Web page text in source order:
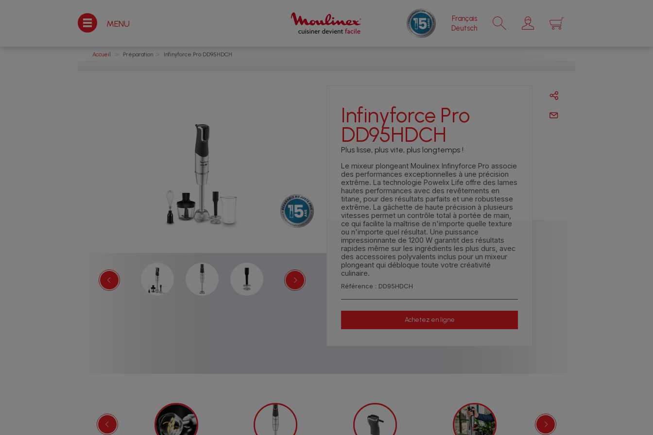
MENU
Français
Deutsch
×
Accueil > Préparation Infinyforce Pro DD95HDCH
Infinyforce Pro
DD95HDCH
Plus lisse, plus vite, plus longtemps !
Le mixeur plongeant Moulinex Infinyforce Pro associe
des performances exceptionnelles à une précision
extrême. La technologie Powelix Life offre des lames
hautes performances avec des revêtements en
titane, pour des résultats parfaits et une robustesse
extrême. La gâchette de haute précision à plusieurs
vitesses permet un contrôle total à portée de main,
ce qui facilite la maîtrise de n'importe quelle texture
ou n'importe quel résultat. Une puissance
impressionnante de 1200 W garantit des résultats
rapides même sur les ingrédients les plus durs, avec
des accessoires polyvalents inclus pour un mixeur
plongeant qui débloque toute votre créativité
culinaire.
Référence : DD95HDCH
Achetez en ligne